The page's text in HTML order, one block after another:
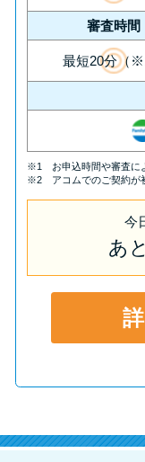
審査時間
最短20分（
※1 お申込時間や審査に
※2 アコムでのご契約が
今
あと